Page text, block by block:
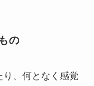
の
り、何となく感覚